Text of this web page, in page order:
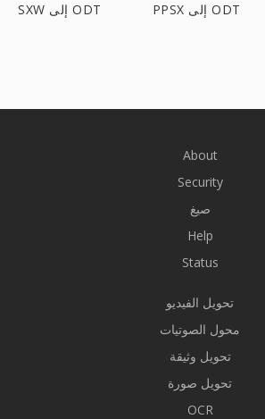
SXW إلى ODT PPSX إلى ODT
About
Security
صيغ
Help
Status
تحويل الفيديو
محول الصوتيات
تحويل وثيقة
تحويل صورة
OCR